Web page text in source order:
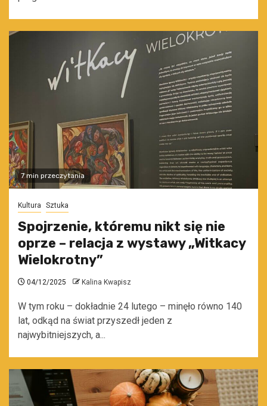
7 min przeczytania
Kultura Sztuka
Spojrzenie, któremu nikt się nie
oprze – relacja z wystawy „Witkacy
Wielokrotny”
04/12/2025 Kalina Kwapisz
W tym roku – dokładnie 24 lutego – minęło równo 140
lat, odkąd na świat przyszedł jeden z
najwybitniejszych, a...